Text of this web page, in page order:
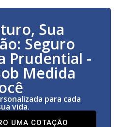
Sua
Seguro
Prudential -
Medida
para cada
vida.
UMA COTAÇÃO